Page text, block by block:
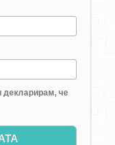
декларирам, че